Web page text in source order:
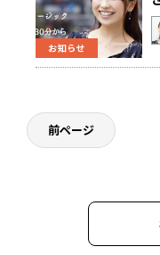
お知らせ
前ページ